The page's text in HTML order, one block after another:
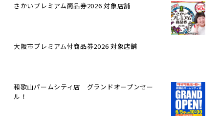
さかいプレミアム商品券2026 対象店舗
大阪市プレミアム付商品券2026 対象店舗
和歌山パームシティ店 グランドオープンセー
ル！